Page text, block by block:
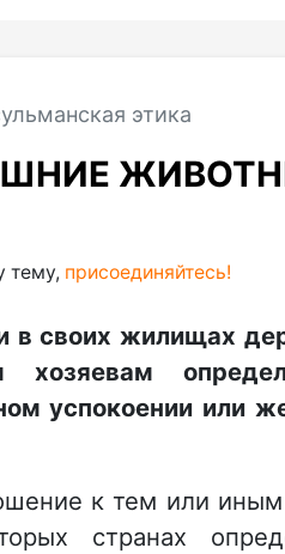
этика
тему, присоединяйтесь!
в своих жилищах
успокоении или
к тем или
странах